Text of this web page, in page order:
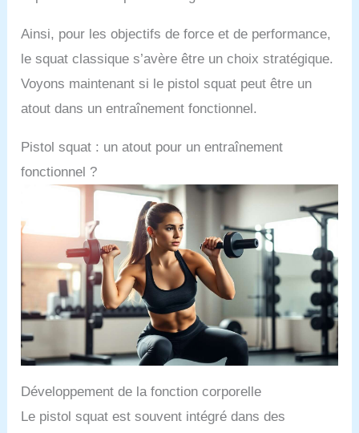
Ainsi, pour les objectifs de force et de performance,
le squat classique s’avère être un choix stratégique.
Voyons maintenant si le pistol squat peut être un
atout dans un entraînement fonctionnel.
Pistol squat : un atout pour un entraînement
fonctionnel ?
Développement de la fonction corporelle
Le pistol squat est souvent intégré dans des